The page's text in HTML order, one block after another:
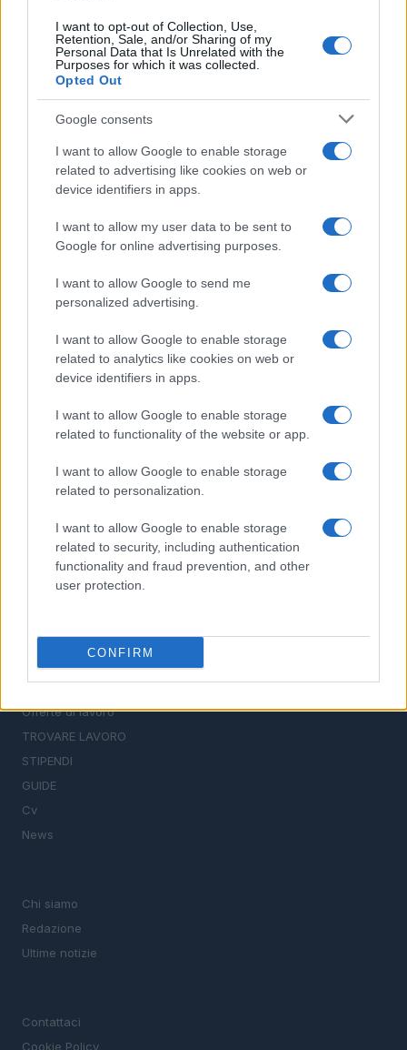
I want to opt-out of Collection, Use,
Retention, Sale, and/or Sharing of my
Personal Data that Is Unrelated with the
Purposes for which it was collected.
Opted Out
Google consents
I want to allow Google to enable storage
related to advertising like cookies on web or
device identifiers in apps.
I want to allow my user data to be sent to
Google for online advertising purposes.
I want to allow Google to send me
personalized advertising.
I want to allow Google to enable storage
related to analytics like cookies on web or
device identifiers in apps.
I want to allow Google to enable storage
related to functionality of the website or app.
I want to allow Google to enable storage
related to personalization.
I want to allow Google to enable storage
related to security, including authentication
functionality and fraud prevention, and other
user protection.
CONFIRM
Lavoro digitale: il governo introduce nuove regole per
proteggere i lavoratori delle piattaforme
Andrea Innocenti · 3 Ago 2026
PIÙ LETTI
C’è posta per te, stasera 25 gennaio: gli ospiti e le
Controlli nel settore turistico-alberghiero: dati
La candidatura di Irsina per Capitale Italiana della
Anac: boom di appalti sotto soglia, 1,5 miliardi nel
Autorità di Bacino Po ad Ecomondo, focus su acqua e
territorio
Il portale del lavoro e della carriera. Offerte di lavoro,
SEZIONI
Offerte di lavoro
TROVARE LAVORO
STIPENDI
GUIDE
Cv
News
Chi siamo
Redazione
Ultime notizie
Contattaci
Cookie Policy